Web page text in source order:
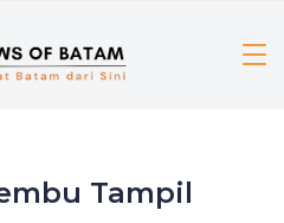
Tampil